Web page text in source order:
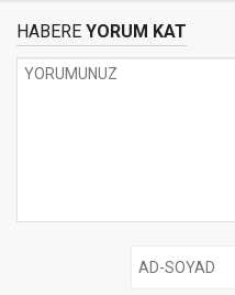
HABERE YORUM KAT